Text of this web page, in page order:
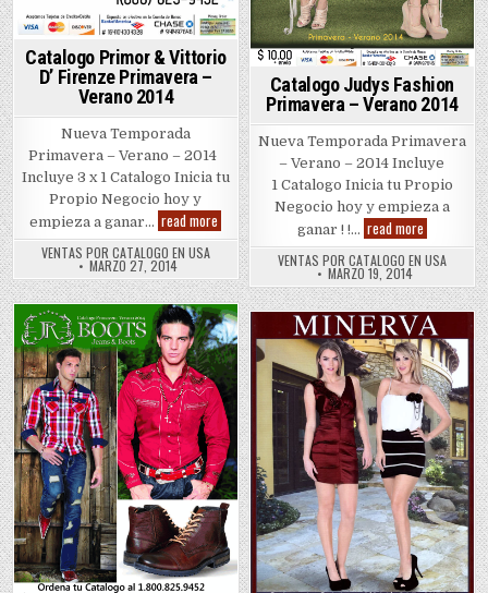
Catalogo Primor & Vittorio
D’ Firenze Primavera –
Verano 2014
Nueva Temporada
Primavera – Verano – 2014
Incluye 3 x 1 Catalogo Inicia tu
Propio Negocio hoy y
empieza a ganar… read more Catalogo
Primor
&
Vittorio
D’
Firenze
Primavera
–
Verano
2014
VENTAS POR CATALOGO EN USA
MARZO 27, 2014
Catalogo Judys Fashion
Primavera – Verano 2014
Nueva Temporada Primavera
– Verano – 2014 Incluye
1 Catalogo Inicia tu Propio
Negocio hoy y empieza a
ganar ! !… read moreCatalogo
Judys
Fashion
Primavera
–
Verano
2014
VENTAS POR CATALOGO EN USA
MARZO 19, 2014
Posted
in
Posted
in